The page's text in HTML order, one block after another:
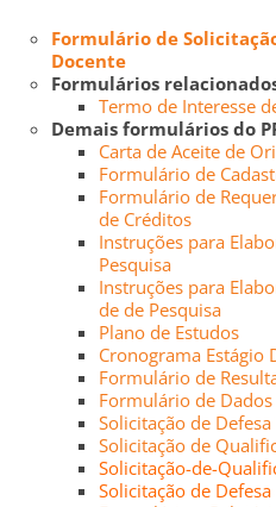
Formulário de
Docente
Formulários
Termo de Interesse
Demais formulários do
Carta de Aceite de
Formulário de
Formulário de
de Créditos
Instruções para
Pesquisa
Instruções para
de de Pesquisa
Plano de Estudos
Cronograma Estágio
Formulário de
Formulário de
Solicitação de
Solicitação de
Solicitação-de-
Solicitação de Defesa